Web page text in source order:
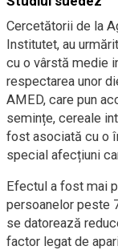
Cercetătorii de la
Institutet, au
cu o vârstă medie
respectarea unor
AMED, care pun
semințe, cereale
fost asociată cu o
special afecțiuni
Efectul a fost mai
persoanelor peste
se datorează
factor legat de